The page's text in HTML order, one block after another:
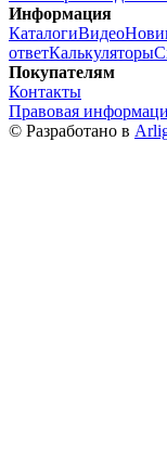
Информация
КаталогиВидео
ответКалькуляторы
Покупателям
Контакты
Правовая
© Разработано в